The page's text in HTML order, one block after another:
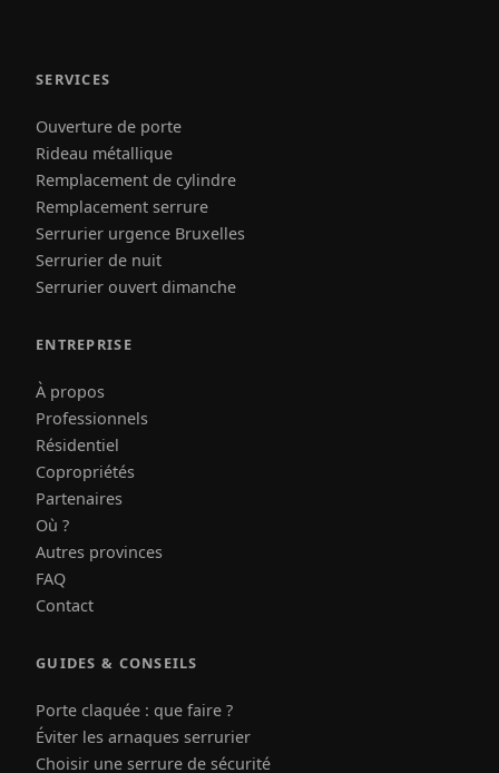
SERVICES
Ouverture de porte
Rideau métallique
Remplacement de cylindre
Remplacement serrure
Serrurier urgence Bruxelles
Serrurier de nuit
Serrurier ouvert dimanche
ENTREPRISE
À propos
Professionnels
Résidentiel
Copropriétés
Partenaires
Où ?
Autres provinces
FAQ
Contact
GUIDES & CONSEILS
Porte claquée : que faire ?
Éviter les arnaques serrurier
Choisir une serrure de sécurité